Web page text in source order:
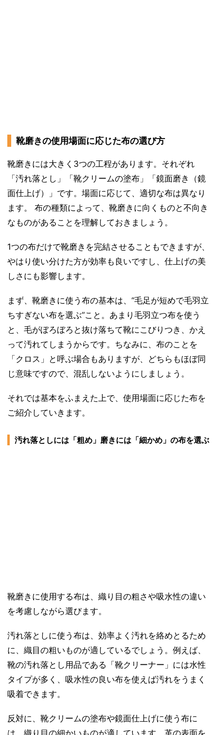
靴磨きの使用場面に応じた布の選び方
靴磨きには大きく3つの工程があります。それぞれ
「汚れ落とし」「靴クリームの塗布」「鏡面磨き（鏡
面仕上げ）」です。場面に応じて、適切な布は異なり
ます。 布の種類によって、靴磨きに向くものと不向き
なものがあることを理解しておきましょう。
1つの布だけで靴磨きを完結させることもできますが、
やはり使い分けた方が効率も良いですし、仕上げの美
しさにも影響します。
まず、靴磨きに使う布の基本は、“毛足が短めで毛羽立
ちすぎない布を選ぶ”こと。あまり毛羽立つ布を使う
と、毛がぼろぼろと抜け落ちて靴にこびりつき、かえ
って汚れてしまうからです。ちなみに、布のことを
「クロス」と呼ぶ場合もありますが、どちらもほぼ同
じ意味ですので、混乱しないようにしましょう。
それでは基本をふまえた上で、使用場面に応じた布を
ご紹介していきます。
汚れ落としには「粗め」磨きには「細かめ」の布を選ぶ
靴磨きに使用する布は、織り目の粗さや吸水性の違い
を考慮しながら選びます。
汚れ落としに使う布は、効率よく汚れを絡めとるため
に、織目の粗いものが適しているでしょう。例えば、
靴の汚れ落とし用品である「靴クリーナー」には水性
タイプが多く、吸水性の良い布を使えば汚れをうまく
吸着できます。
反対に、靴クリームの塗布や鏡面仕上げに使う布に
は、織り目の細かいものが適しています。革の表面を